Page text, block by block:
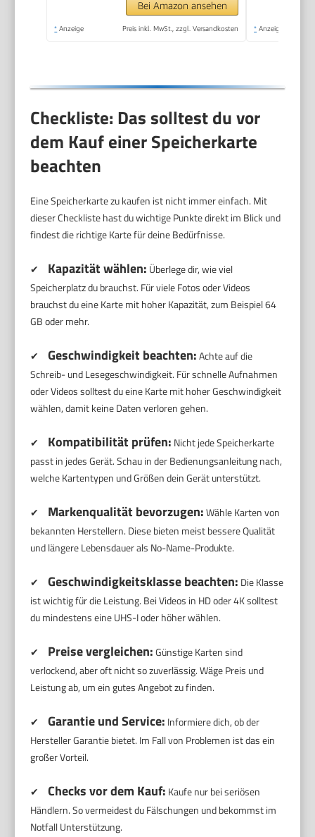
Bei Amazon ansehen
* Anzeige Preis inkl. MwSt., zzgl. Versandkosten * Anzeige
Checkliste: Das solltest du vor
dem Kauf einer Speicherkarte
beachten
Eine Speicherkarte zu kaufen ist nicht immer einfach. Mit
dieser Checkliste hast du wichtige Punkte direkt im Blick und
findest die richtige Karte für deine Bedürfnisse.
✔ Kapazität wählen: Überlege dir, wie viel
Speicherplatz du brauchst. Für viele Fotos oder Videos
brauchst du eine Karte mit hoher Kapazität, zum Beispiel 64
GB oder mehr.
✔ Geschwindigkeit beachten:Achte auf die
Schreib- und Lesegeschwindigkeit. Für schnelle Aufnahmen
oder Videos solltest du eine Karte mit hoher Geschwindigkeit
wählen, damit keine Daten verloren gehen.
✔ Kompatibilität prüfen: Nicht jede Speicherkarte
passt in jedes Gerät. Schau in der Bedienungsanleitung nach,
welche Kartentypen und Größen dein Gerät unterstützt.
✔ Markenqualität bevorzugen:Wähle Karten von
bekannten Herstellern. Diese bieten meist bessere Qualität
und längere Lebensdauer als No-Name-Produkte.
✔ Geschwindigkeitsklasse beachten: Die Klasse
ist wichtig für die Leistung. Bei Videos in HD oder 4K solltest
du mindestens eine UHS-I oder höher wählen.
✔ Preise vergleichen:Günstige Karten sind
verlockend, aber oft nicht so zuverlässig. Wäge Preis und
Leistung ab, um ein gutes Angebot zu finden.
✔ Garantie und Service: Informiere dich, ob der
Hersteller Garantie bietet. Im Fall von Problemen ist das ein
großer Vorteil.
✔ Checks vor dem Kauf: Kaufe nur bei seriösen
Händlern. So vermeidest du Fälschungen und bekommst im
Notfall Unterstützung.